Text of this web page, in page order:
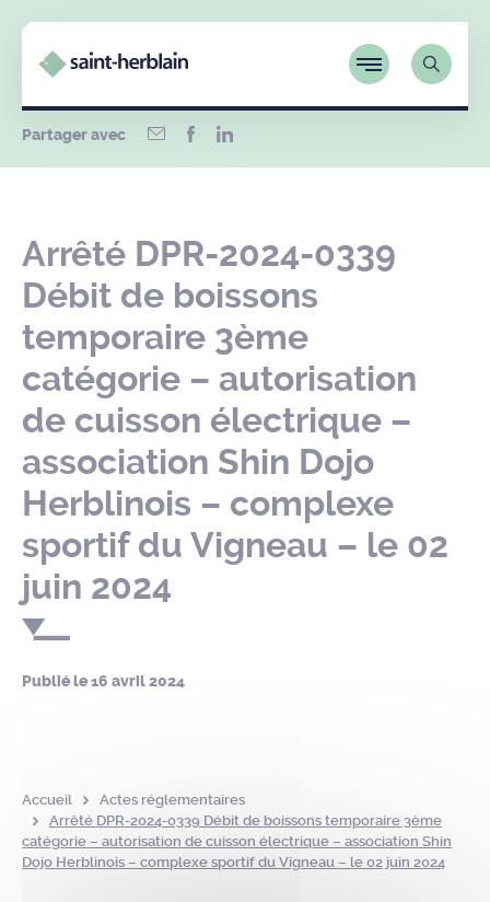
Partager avec
Arrêté DPR-2024-0339
Débit de boissons
temporaire 3ème
catégorie – autorisation
de cuisson électrique –
association Shin Dojo
Herblinois – complexe
sportif du Vigneau – le 02
juin 2024
Publié le16 avril 2024
Accueil
Actes réglementaires
Arrêté DPR-2024-0339 Débit de boissons temporaire 3ème
catégorie – autorisation de cuisson électrique – association Shin
Dojo Herblinois – complexe sportif du Vigneau – le 02 juin 2024